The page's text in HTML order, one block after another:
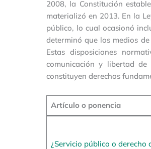
2008, la Constitución
materializó en 2013. En la
público, lo cual ocasionó
determinó que los medios
Estas disposiciones
comunicación y libertad de
constituyen derechos
Artículo o ponencia
¿Servicio público o derecho